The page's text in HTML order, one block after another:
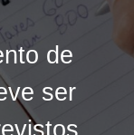
de
ser
de
ser